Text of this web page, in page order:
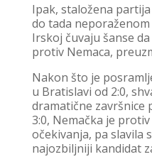
Ipak, staložena
do tada
Irskoj čuvaju šanse
protiv Nemaca,
Nakon što je
u Bratislavi od 2:0,
dramatične završnice
3:0, Nemačka je
očekivanja, pa slavila
najozbiljniji kandidat